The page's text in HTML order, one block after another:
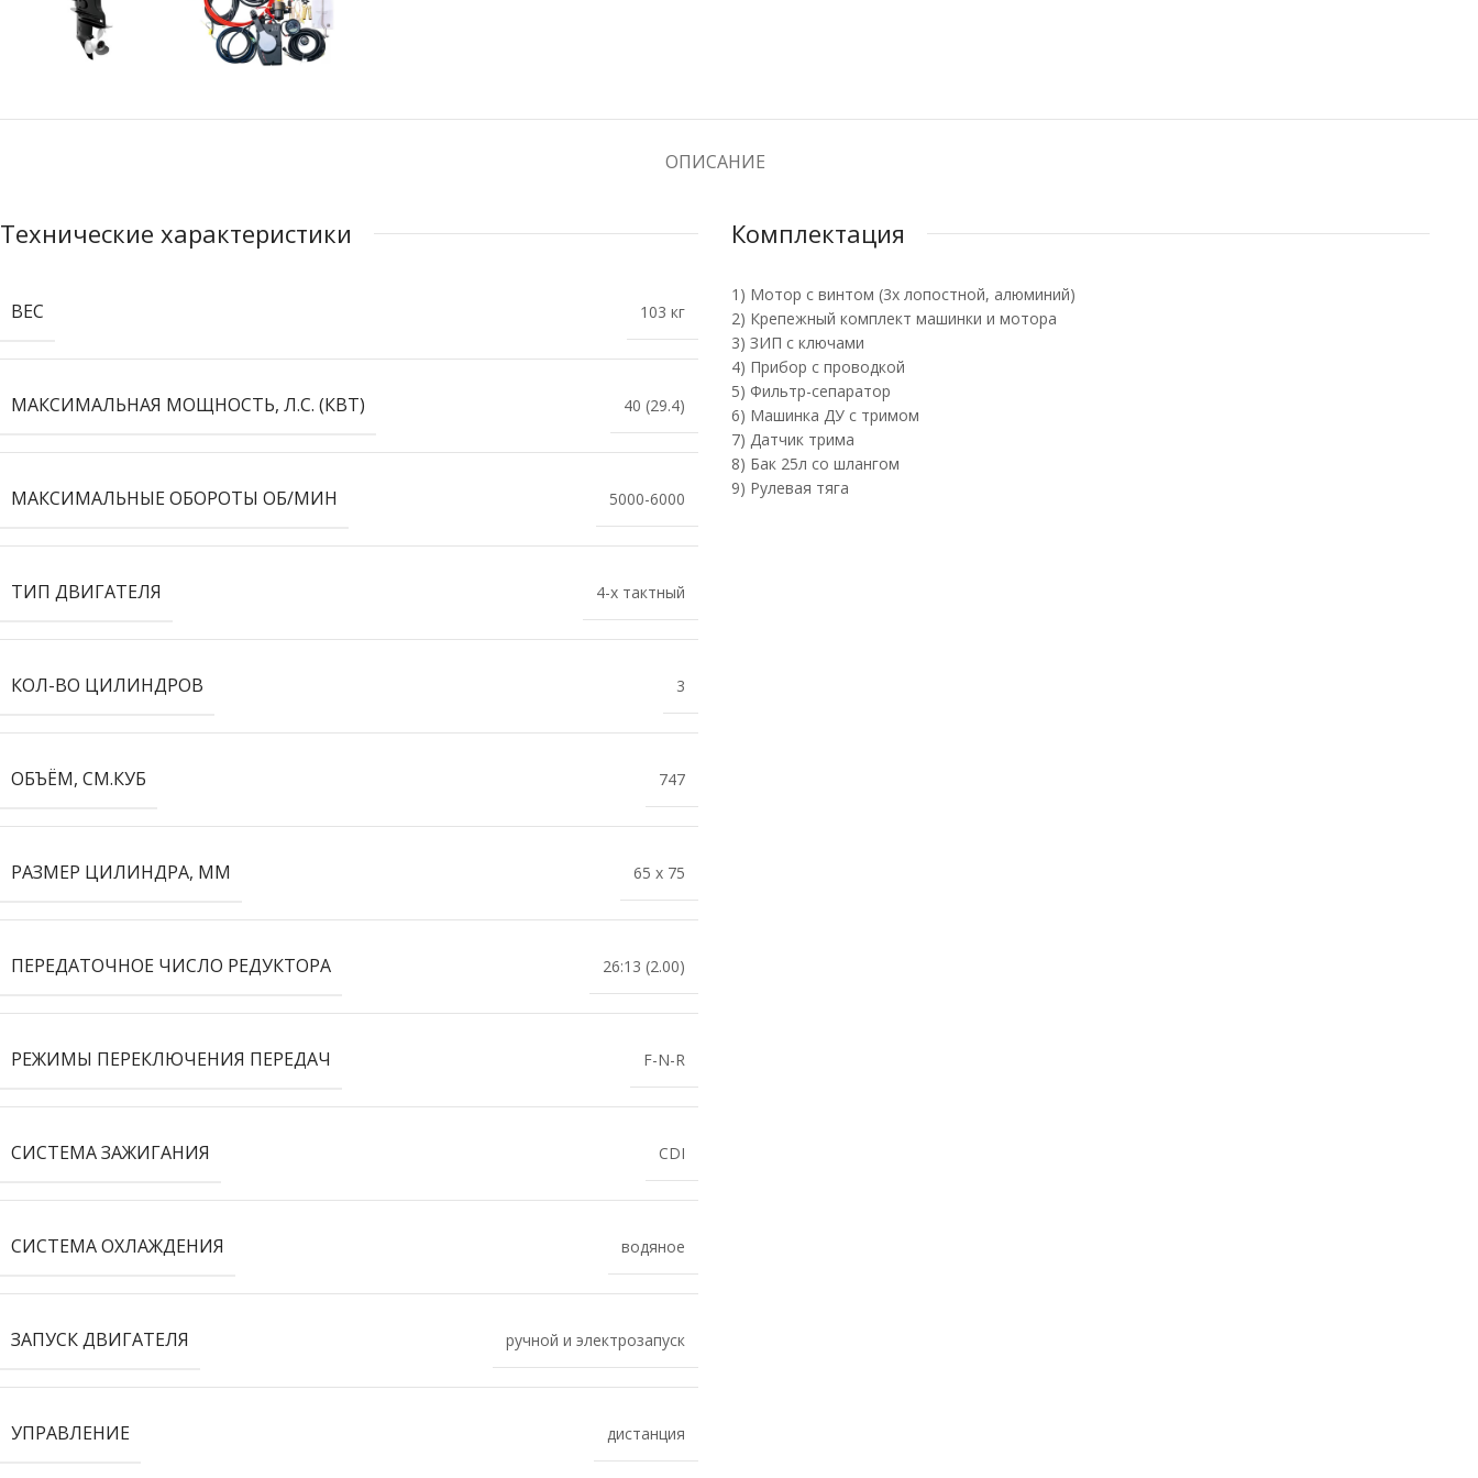
ОПИСАНИЕ
Технические характеристики
ВЕС 103 кг
МАКСИМАЛЬНАЯ МОЩНОСТЬ, Л.С. (КВТ) 40 (29.4)
МАКСИМАЛЬНЫЕ ОБОРОТЫ ОБ/МИН 5000-6000
ТИП ДВИГАТЕЛЯ 4-х тактный
КОЛ-ВО ЦИЛИНДРОВ 3
ОБЪЁМ, СМ.КУБ 747
РАЗМЕР ЦИЛИНДРА, ММ 65 x 75
ПЕРЕДАТОЧНОЕ ЧИСЛО РЕДУКТОРА 26:13 (2.00)
РЕЖИМЫ ПЕРЕКЛЮЧЕНИЯ ПЕРЕДАЧ F-N-R
СИСТЕМА ЗАЖИГАНИЯ CDI
СИСТЕМА ОХЛАЖДЕНИЯ водяное
ЗАПУСК ДВИГАТЕЛЯ ручной и электрозапуск
УПРАВЛЕНИЕ дистанция
Комплектация
1) Мотор с винтом (3х лопостной, алюминий)
2) Крепежный комплект машинки и мотора
3) ЗИП с ключами
4) Прибор с проводкой
5) Фильтр-сепаратор
6) Машинка ДУ с тримом
7) Датчик трима
8) Бак 25л со шлангом
9) Рулевая тяга